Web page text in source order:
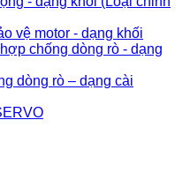
vệ motor - dạng khối
chống dòng rò - dạng
dòng rò – dạng cài